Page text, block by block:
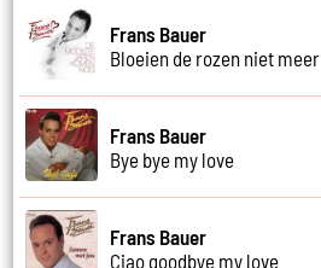
Frans Bauer
Bloeien de rozen niet meer
Frans Bauer
Bye bye my love
Frans Bauer
Ciao goodbye my love